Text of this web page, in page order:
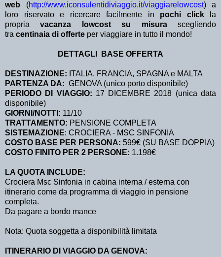
web (http://www.iconsulentidiviaggio.it/viaggiarelowcost) a
loro riservato e ricercare facilmente in pochi clickla
propriavacanza lowcost su misurascegliendo
tra centinaia di offerte per viaggiare in tutto il mondo!
DETTAGLI BASE OFFERTA
DESTINAZIONE: ITALIA, FRANCIA, SPAGNA e MALTA
PARTENZA DA: GENOVA (unico porto disponibile)
PERIODO DI VIAGGIO: 17 DICEMBRE 2018 (unica data
disponibile)
GIORNI/NOTTI: 11/10
TRATTAMENTO: PENSIONE COMPLETA
SISTEMAZIONE: CROCIERA - MSC SINFONIA
COSTO BASE PER PERSONA: 599€ (SU BASE DOPPIA)
COSTO FINITO PER 2 PERSONE: 1.198€
LA QUOTA INCLUDE:
Crociera Msc Sinfonia in cabina interna / esterna con
itinerario come da programma di viaggio in pensione
completa.
Da pagare a bordo mance
Nota: Quota soggetta a disponibilità limitata
ITINERARIO DI VIAGGIO DA GENOVA: